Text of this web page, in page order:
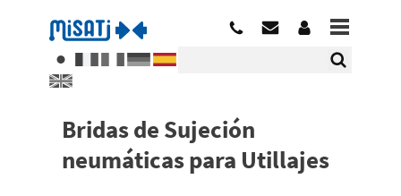
Bridas de Sujeción
neumáticas para Utillajes